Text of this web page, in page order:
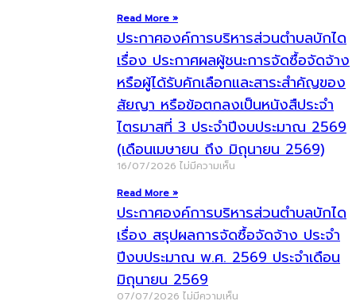
Read More »
ประกาศองค์การบริหารส่วนตำบลบักได
เรื่อง ประกาศผลผู้ชนะการจัดซื้อจัดจ้าง
หรือผู้ได้รับคักเลือกและสาระสำคัญของ
สัยญา หรือข้อตกลงเป็นหนังสืประจำ
ไตรมาสที่ 3 ประจำปีงบประมาณ 2569
(เดือนเมษายน ถึง มิถุนายน 2569)
16/07/2026 ไม่มีความเห็น
Read More »
ประกาศองค์การบริหารส่วนตำบลบักได
เรื่อง สรุปผลการจัดซื้อจัดจ้าง ประจำ
ปีงบประมาณ พ.ศ. 2569 ประจำเดือน
มิถุนายน 2569
07/07/2026 ไม่มีความเห็น